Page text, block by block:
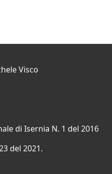
Visco
di Isernia N. 1 del 2016
del 2021.